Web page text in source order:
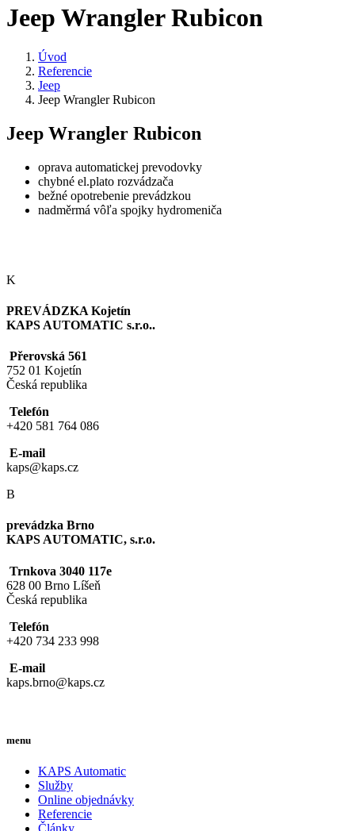
Jeep Wrangler Rubicon
Úvod
Referencie
Jeep
Jeep Wrangler Rubicon
Jeep Wrangler Rubicon
oprava automatickej prevodovky
chybné el.plato rozvádzača
bežné opotrebenie prevádzkou
nadměrmá vôľa spojky hydromeniča
K
PREVÁDZKA Kojetín
KAPS AUTOMATIC s.r.o..
Přerovská 561
752 01 Kojetín
Česká republika
Telefón
+420 581 764 086
E-mail
kaps@kaps.cz
B
prevádzka Brno
KAPS AUTOMATIC, s.r.o.
Trnkova 3040 117e
628 00 Brno Líšeň
Česká republika
Telefón
+420 734 233 998
E-mail
kaps.brno@kaps.cz
menu
KAPS Automatic
Služby
Online objednávky
Referencie
Články